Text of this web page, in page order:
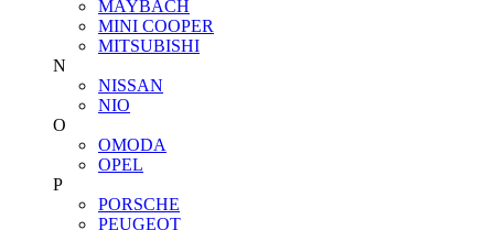
MAYBACH
MINI COOPER
MITSUBISHI
N
NISSAN
NIO
O
OMODA
OPEL
P
PORSCHE
PEUGEOT